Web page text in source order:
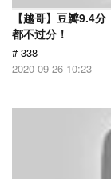
【越哥】豆瓣9.4
都不过分！
# 338
2020-09-26 10:23